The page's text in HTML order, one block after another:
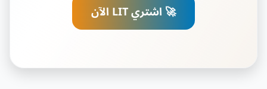
🚀 اشتري LIT الآن